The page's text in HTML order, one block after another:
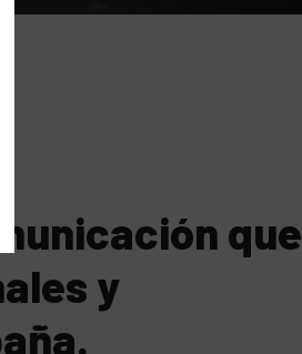
que
y